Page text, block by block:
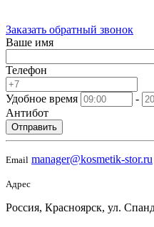
Заказать обратный звонок
Ваше имя
Телефон
Удобное время
-
Антибот
Отправить
Email manager@kosmetik-stor.ru
Адрес
Россия, Красноярск, ул.